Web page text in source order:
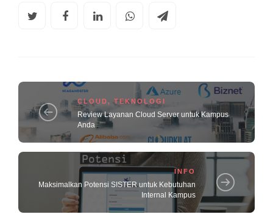
CLOUD,TEKNOLOGI
Review Layanan Cloud Server untuk Kampus
Anda
INFO
Maksimalkan Potensi SISTER untuk Kebutuhan
Internal Kampus